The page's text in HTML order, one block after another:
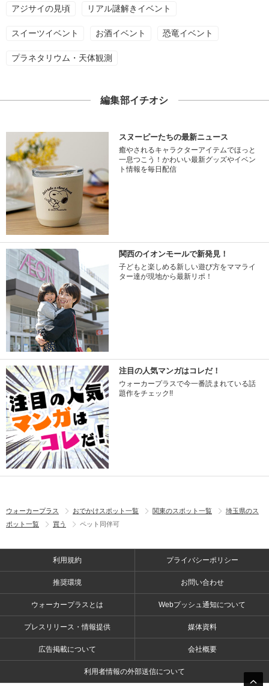
アジサイの見頃 リアル謎解きイベント
スイーツイベント お酒イベント 恐竜イベント
プラネタリウム・天体観測
編集部イチオシ
スヌーピーたちの最新ニュース
癒やされるキャラクターアイテムでほっと
一息つこう！かわいい最新グッズやイベン
ト情報を毎日配信
関西のイオンモールで新発見！
子どもと楽しめる新しい遊び方をママライ
ター達が現地から最新リポ！
注目の人気マンガはコレだ！
ウォーカープラスで今一番読まれている話
題作をチェック!!
ウォーカープラス おでかけスポット一覧 関東のスポット一覧
埼玉県のス
ポット一覧
買う ペット同伴可
利用規約 プライバシーポリシー
推奨環境 お問い合わせ
ウォーカープラスとは Webプッシュ通知について
プレスリリース・情報提供 媒体資料
広告掲載について 会社概要
利用者情報の外部送信について